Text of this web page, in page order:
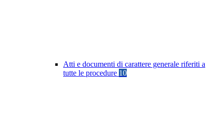
Atti e documenti di carattere generale riferiti a
tutte le procedure 10